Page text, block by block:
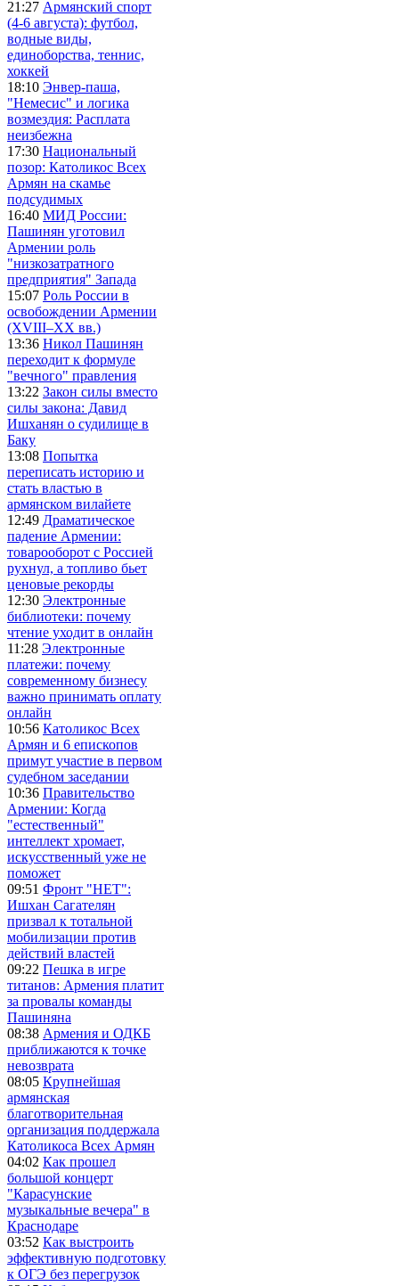
21:27 Армянский спорт
(4-6 августа): футбол,
водные виды,
единоборства, теннис,
хоккей
18:10 Энвер-паша,
"Немесис" и логика
возмездия: Расплата
неизбежна
17:30 Национальный
позор: Католикос Всех
Армян на скамье
подсудимых
16:40 МИД России:
Пашинян уготовил
Армении роль
"низкозатратного
предприятия" Запада
15:07 Роль России в
освобождении Армении
(XVIII–XX вв.)
13:36 Никол Пашинян
переходит к формуле
"вечного" правления
13:22 Закон силы вместо
силы закона: Давид
Ишханян о судилище в
Баку
13:08 Попытка
переписать историю и
стать властью в
армянском вилайете
12:49 Драматическое
падение Армении:
товарооборот с Россией
рухнул, а топливо бьет
ценовые рекорды
12:30 Электронные
библиотеки: почему
чтение уходит в онлайн
11:28 Электронные
платежи: почему
современному бизнесу
важно принимать оплату
онлайн
10:56 Католикос Всех
Армян и 6 епископов
примут участие в первом
судебном заседании
10:36 Правительство
Армении: Когда
"естественный"
интеллект хромает,
искусственный уже не
поможет
09:51 Фронт "НЕТ":
Ишхан Сагателян
призвал к тотальной
мобилизации против
действий властей
09:22 Пешка в игре
титанов: Армения платит
за провалы команды
Пашиняна
08:38 Армения и ОДКБ
приближаются к точке
невозврата
08:05 Крупнейшая
армянская
благотворительная
организация поддержала
Католикоса Всех Армян
04:02 Как прошел
большой концерт
"Карасунские
музыкальные вечера" в
Краснодаре
03:52 Как выстроить
эффективную подготовку
к ОГЭ без перегрузок